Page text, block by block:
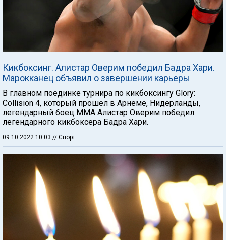
Кикбоксинг. Алистар Оверим победил Бадра Хари.
Марокканец объявил о завершении карьеры
В главном поединке турнира по кикбоксингу Glory:
Collision 4, который прошел в Арнеме, Нидерланды,
легендарный боец ММА Алистар Оверим победил
легендарного кикбоксера Бадра Хари.
09.10.2022 10:03 // Спорт